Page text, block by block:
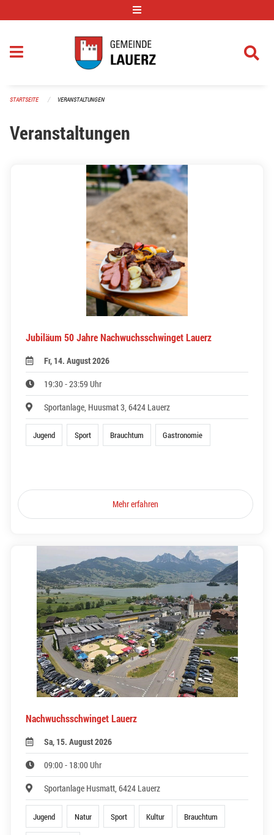
STARTSEITE VERANSTALTUNGEN
Veranstaltungen
Jubiläum 50 Jahre Nachwuchsschwinget Lauerz
Fr, 14. August 2026
19:30 - 23:59 Uhr
Sportanlage, Huusmat 3, 6424 Lauerz
Jugend Sport Brauchtum Gastronomie
Mehr erfahren
Nachwuchsschwinget Lauerz
Sa, 15. August 2026
09:00 - 18:00 Uhr
Sportanlage Husmatt, 6424 Lauerz
Jugend Natur Sport Kultur Brauchtum